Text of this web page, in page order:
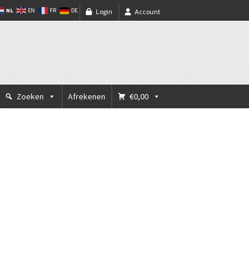
Account
Login
NL EN FR DE
€0,00
Afrekenen
Zoeken